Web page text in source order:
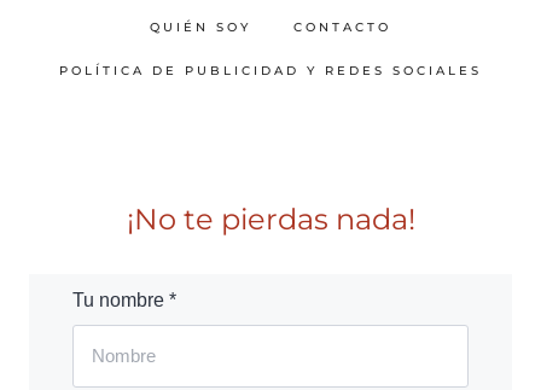
QUIÉN SOY CONTACTO
POLÍTICA DE PUBLICIDAD Y REDES SOCIALES
¡No te pierdas nada!
Tu nombre *